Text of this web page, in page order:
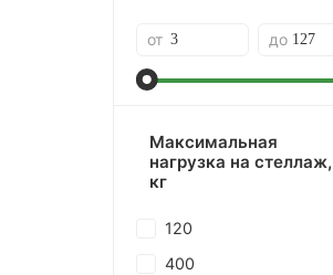
от до
Максимальная
нагрузка на стеллаж,
кг
120
400